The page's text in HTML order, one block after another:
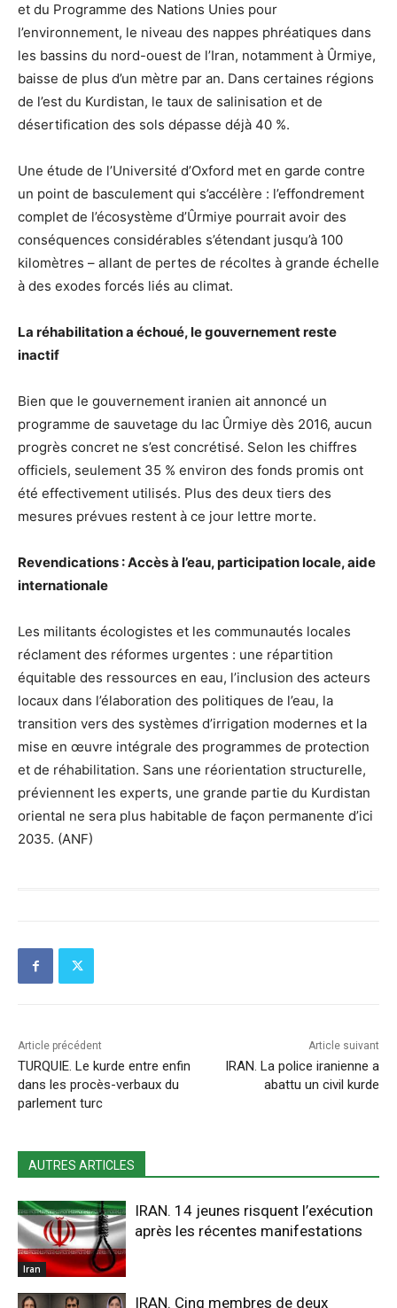
et du Programme des Nations Unies pour
l’environnement, le niveau des nappes phréatiques dans
les bassins du nord-ouest de l’Iran, notamment à Ûrmiye,
baisse de plus d’un mètre par an. Dans certaines régions
de l’est du Kurdistan, le taux de salinisation et de
désertification des sols dépasse déjà 40 %.
Une étude de l’Université d’Oxford met en garde contre
un point de basculement qui s’accélère : l’effondrement
complet de l’écosystème d’Ûrmiye pourrait avoir des
conséquences considérables s’étendant jusqu’à 100
kilomètres – allant de pertes de récoltes à grande échelle
à des exodes forcés liés au climat.
La réhabilitation a échoué, le gouvernement reste
inactif
Bien que le gouvernement iranien ait annoncé un
programme de sauvetage du lac Ûrmiye dès 2016, aucun
progrès concret ne s’est concrétisé. Selon les chiffres
officiels, seulement 35 % environ des fonds promis ont
été effectivement utilisés. Plus des deux tiers des
mesures prévues restent à ce jour lettre morte.
Revendications : Accès à l’eau, participation locale, aide
internationale
Les militants écologistes et les communautés locales
réclament des réformes urgentes : une répartition
équitable des ressources en eau, l’inclusion des acteurs
locaux dans l’élaboration des politiques de l’eau, la
transition vers des systèmes d’irrigation modernes et la
mise en œuvre intégrale des programmes de protection
et de réhabilitation. Sans une réorientation structurelle,
préviennent les experts, une grande partie du Kurdistan
oriental ne sera plus habitable de façon permanente d’ici
2035. (ANF)
Article précédent
TURQUIE. Le kurde entre enfin
dans les procès-verbaux du
parlement turc
Article suivant
IRAN. La police iranienne a
abattu un civil kurde
AUTRES ARTICLES
Iran
IRAN. 14 jeunes risquent l’exécution
après les récentes manifestations
IRAN. Cinq membres de deux